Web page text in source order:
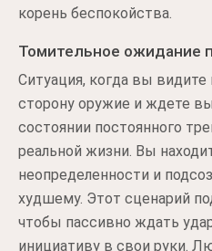
корень беспокойства.
Томительное ожидание
Ситуация, когда вы
сторону оружие и ждете
состоянии постоянного
реальной жизни. Вы
неопределенности и
худшему. Этот сценарий
чтобы пассивно ждать
инициативу в свои руки.